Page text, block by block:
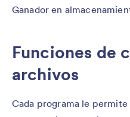
Ganador en
Funciones de
archivos
Cada programa le